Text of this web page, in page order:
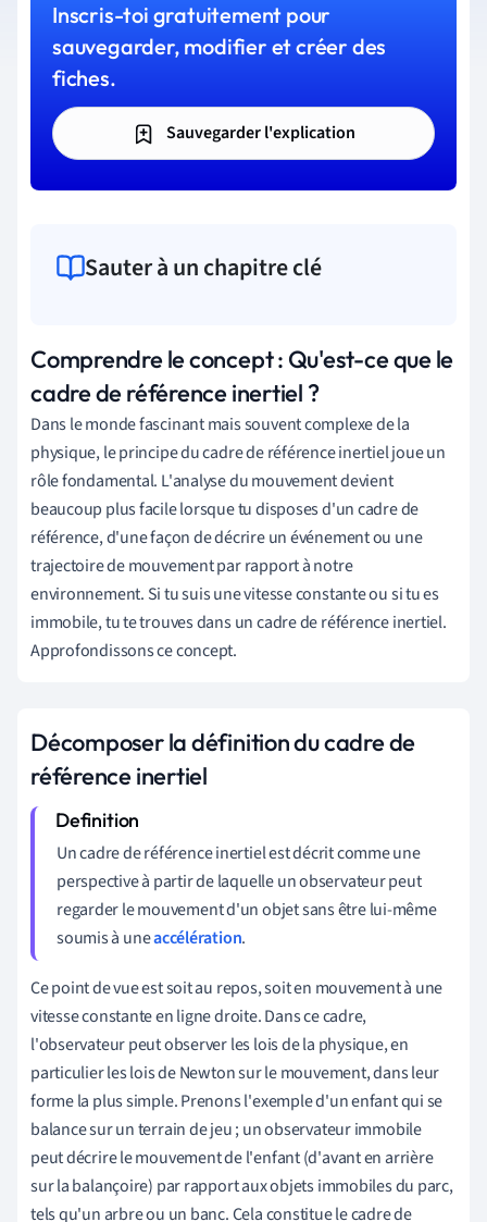
Inscris-toi gratuitement pour
sauvegarder, modifier et créer des
fiches.
Sauvegarder l'explication
Sauter à un chapitre clé
Comprendre le concept : Qu'est-ce que le
cadre de référence inertiel ?
Dans le monde fascinant mais souvent complexe de la
physique, le principe du cadre de référence inertiel joue un
rôle fondamental. L'analyse du mouvement devient
beaucoup plus facile lorsque tu disposes d'un cadre de
référence, d'une façon de décrire un événement ou une
trajectoire de mouvement par rapport à notre
environnement. Si tu suis une vitesse constante ou si tu es
immobile, tu te trouves dans un cadre de référence inertiel.
Approfondissons ce concept.
Décomposer la définition du cadre de
référence inertiel
Un cadre de référence inertiel est décrit comme une
perspective à partir de laquelle un observateur peut
regarder le mouvement d'un objet sans être lui-même
soumis à uneaccélération.
Ce point de vue est soit au repos, soit en mouvement à une
vitesse constante en ligne droite. Dans ce cadre,
l'observateur peut observer les lois de la physique, en
particulier les lois de Newton sur le mouvement, dans leur
forme la plus simple. Prenons l'exemple d'un enfant qui se
balance sur un terrain de jeu ; un observateur immobile
peut décrire le mouvement de l'enfant (d'avant en arrière
sur la balançoire) par rapport aux objets immobiles du parc,
tels qu'un arbre ou un banc. Cela constitue le cadre de